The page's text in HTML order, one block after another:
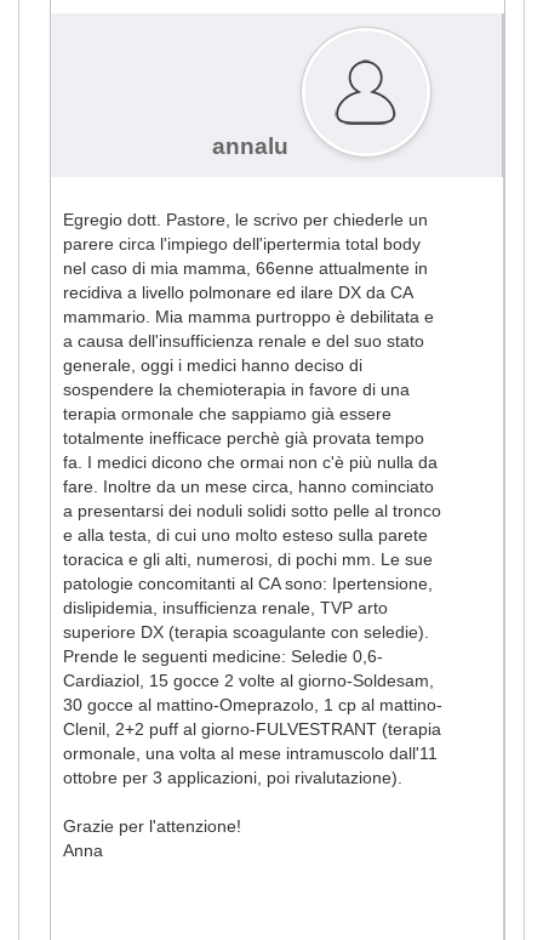
annalu
Egregio dott. Pastore, le scrivo per chiederle un
parere circa l'impiego dell'ipertermia total body
nel caso di mia mamma, 66enne attualmente in
recidiva a livello polmonare ed ilare DX da CA
mammario. Mia mamma purtroppo è debilitata e
a causa dell'insufficienza renale e del suo stato
generale, oggi i medici hanno deciso di
sospendere la chemioterapia in favore di una
terapia ormonale che sappiamo già essere
totalmente inefficace perchè già provata tempo
fa. I medici dicono che ormai non c'è più nulla da
fare. Inoltre da un mese circa, hanno cominciato
a presentarsi dei noduli solidi sotto pelle al tronco
e alla testa, di cui uno molto esteso sulla parete
toracica e gli alti, numerosi, di pochi mm. Le sue
patologie concomitanti al CA sono: Ipertensione,
dislipidemia, insufficienza renale, TVP arto
superiore DX (terapia scoagulante con seledie).
Prende le seguenti medicine: Seledie 0,6-
Cardiaziol, 15 gocce 2 volte al giorno-Soldesam,
30 gocce al mattino-Omeprazolo, 1 cp al mattino-
Clenil, 2+2 puff al giorno-FULVESTRANT (terapia
ormonale, una volta al mese intramuscolo dall'11
ottobre per 3 applicazioni, poi rivalutazione).
Grazie per l'attenzione!
Anna